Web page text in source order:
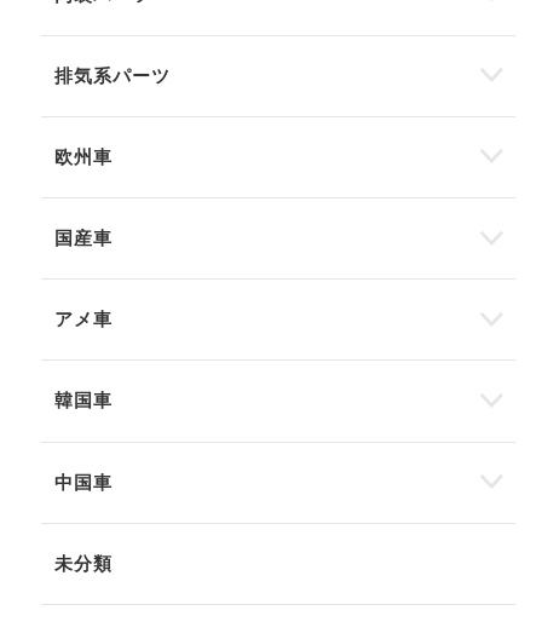
排気系パーツ
欧州車
国産車
アメ車
韓国車
中国車
未分類